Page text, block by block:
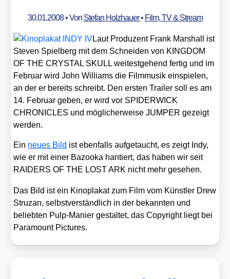
30.01.2008• Von Stefan Holzhauer• Film, TV & Stream
Laut Pro­du­zent Frank Mar­shall ist
Ste­ven Spiel­berg mit dem Schnei­den von KINGDOM
OF THE CRYSTAL SKULL wei­test­ge­hend fer­tig und im
Febru­ar wird John Wil­liams die Film­mu­sik ein­spie­len,
an der er bereits schreibt. Den ers­ten Trai­ler soll es am
14. Febru­ar geben, er wird vor SPIDERWICK
CHRONICLES und mög­li­cher­wei­se JUMPER gezeigt
wer­den.
Ein neu­es Bild ist eben­falls auf­ge­taucht, es zeigt Indy,
wie er mit einer Bazoo­ka han­tiert, das haben wir seit
RAIDERS OF THE LOST ARK nicht mehr gese­hen.
Das Bild ist ein Kino­pla­kat zum Film vom Künst­ler Drew
Stru­zan, selbst­ver­ständ­lich in der bekann­ten und
belieb­ten Pulp-Manier gestal­tet, das Copy­right liegt bei
Para­mount Pic­tures.